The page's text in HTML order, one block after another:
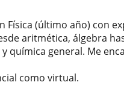
Física (último año) con
aritmética, álgebra
química general. Me
como virtual.